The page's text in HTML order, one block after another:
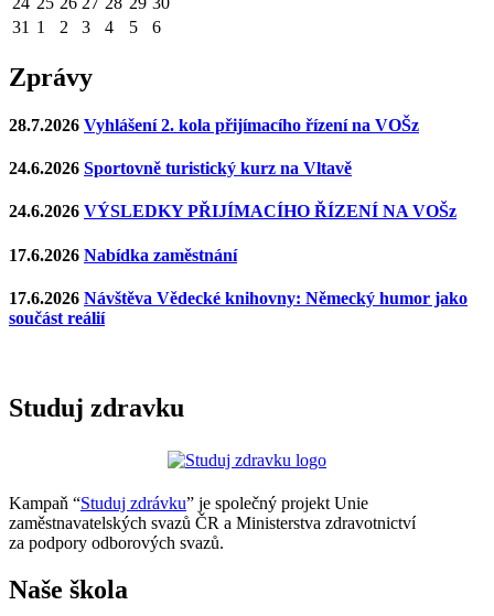
31 1 2 3 4 5 6
Zprávy
28.7.2026 Vyhlášení 2. kola přijímacího řízení na VOŠz
24.6.2026 Sportovně turistický kurz na Vltavě
24.6.2026 VÝSLEDKY PŘIJÍMACÍHO ŘÍZENÍ NA VOŠz
17.6.2026 Nabídka zaměstnání
17.6.2026 Návštěva Vědecké knihovny: Německý humor jako
součást reálií
Studuj zdravku
Kampaň “Studuj zdrávku” je společný projekt Unie
zaměstnavatelských svazů ČR a Ministerstva zdravotnictví
za podpory odborových svazů.
Naše škola